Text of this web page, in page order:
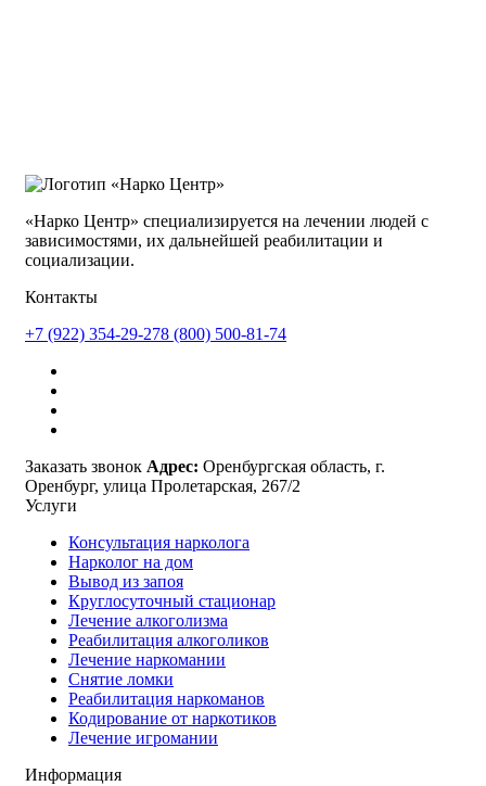
«Нарко Центр» специализируется на лечении людей с
зависимостями, их дальнейшей реабилитации и
социализации.
Контакты
+7 (922) 354-29-278 (800) 500-81-74
Заказать звонок Адрес: Оренбургская область, г.
Оренбург, улица Пролетарская, 267/2
Услуги
Консультация нарколога
Нарколог на дом
Вывод из запоя
Круглосуточный стационар
Лечение алкоголизма
Реабилитация алкоголиков
Лечение наркомании
Снятие ломки
Реабилитация наркоманов
Кодирование от наркотиков
Лечение игромании
Информация